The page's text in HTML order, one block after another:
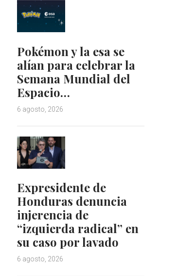
Pokémon y la esa se
alían para celebrar la
Semana Mundial del
Espacio…
6 agosto, 2026
Expresidente de
Honduras denuncia
injerencia de
“izquierda radical” en
su caso por lavado
6 agosto, 2026